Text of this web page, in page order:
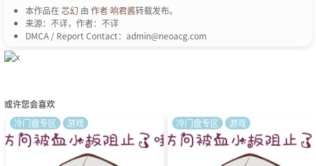
本作品在芯幻 由 作者 响君酱转载发布。
来源：不详，作者：不详
DMCA / Report Contact：admin@neoacg.com
或许您会喜欢
冷门盘专区 游戏 冷门盘专区 游戏